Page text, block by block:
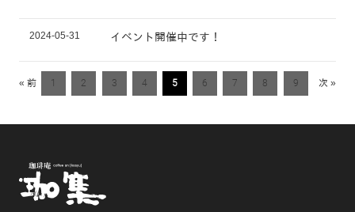
2024-05-31 イベント開催中です！
« 前 1 2 3 4 5 6 7 8 9 次 »